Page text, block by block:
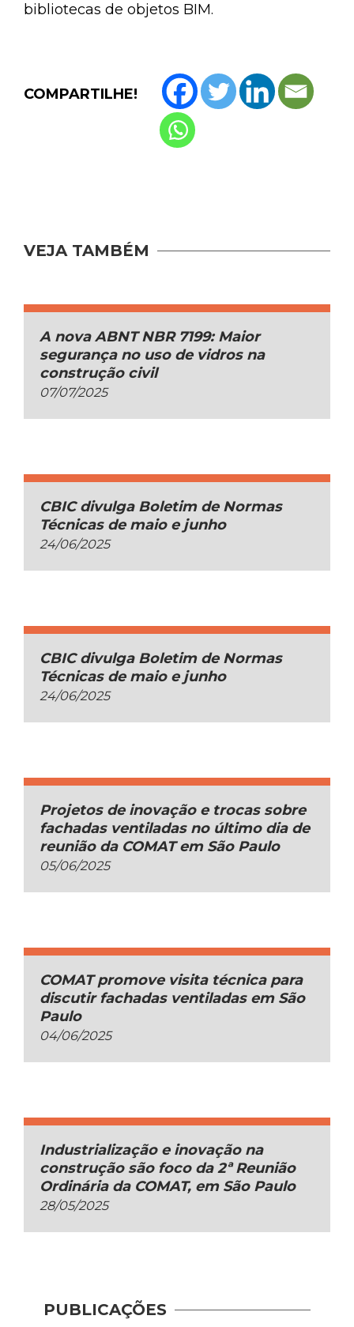
bibliotecas de objetos BIM.
COMPARTILHE!
VEJA TAMBÉM
A nova ABNT NBR 7199: Maior
segurança no uso de vidros na
construção civil
07/07/2025
CBIC divulga Boletim de Normas
Técnicas de maio e junho
24/06/2025
CBIC divulga Boletim de Normas
Técnicas de maio e junho
24/06/2025
Projetos de inovação e trocas sobre
fachadas ventiladas no último dia de
reunião da COMAT em São Paulo
05/06/2025
COMAT promove visita técnica para
discutir fachadas ventiladas em São
Paulo
04/06/2025
Industrialização e inovação na
construção são foco da 2ª Reunião
Ordinária da COMAT, em São Paulo
28/05/2025
PUBLICAÇÕES